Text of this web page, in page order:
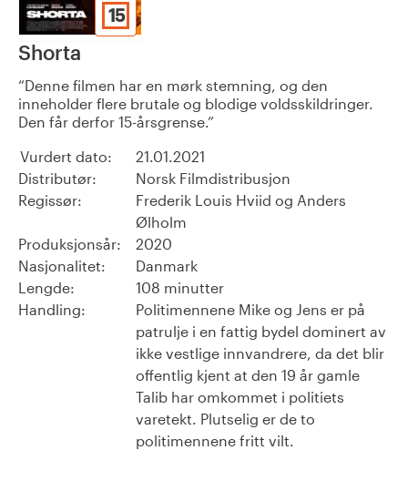
15
Shorta
Denne filmen har en mørk stemning, og den
inneholder flere brutale og blodige voldsskildringer.
Den får derfor 15-årsgrense.
Vurdert dato:
21.01.2021
Distributør:
Norsk Filmdistribusjon
Regissør:
Frederik Louis Hviid og Anders
Ølholm
Produksjonsår:
2020
Nasjonalitet:
Danmark
Lengde:
108 minutter
Handling:
Politimennene Mike og Jens er på
patrulje i en fattig bydel dominert av
ikke vestlige innvandrere, da det blir
offentlig kjent at den 19 år gamle
Talib har omkommet i politiets
varetekt. Plutselig er de to
politimennene fritt vilt.